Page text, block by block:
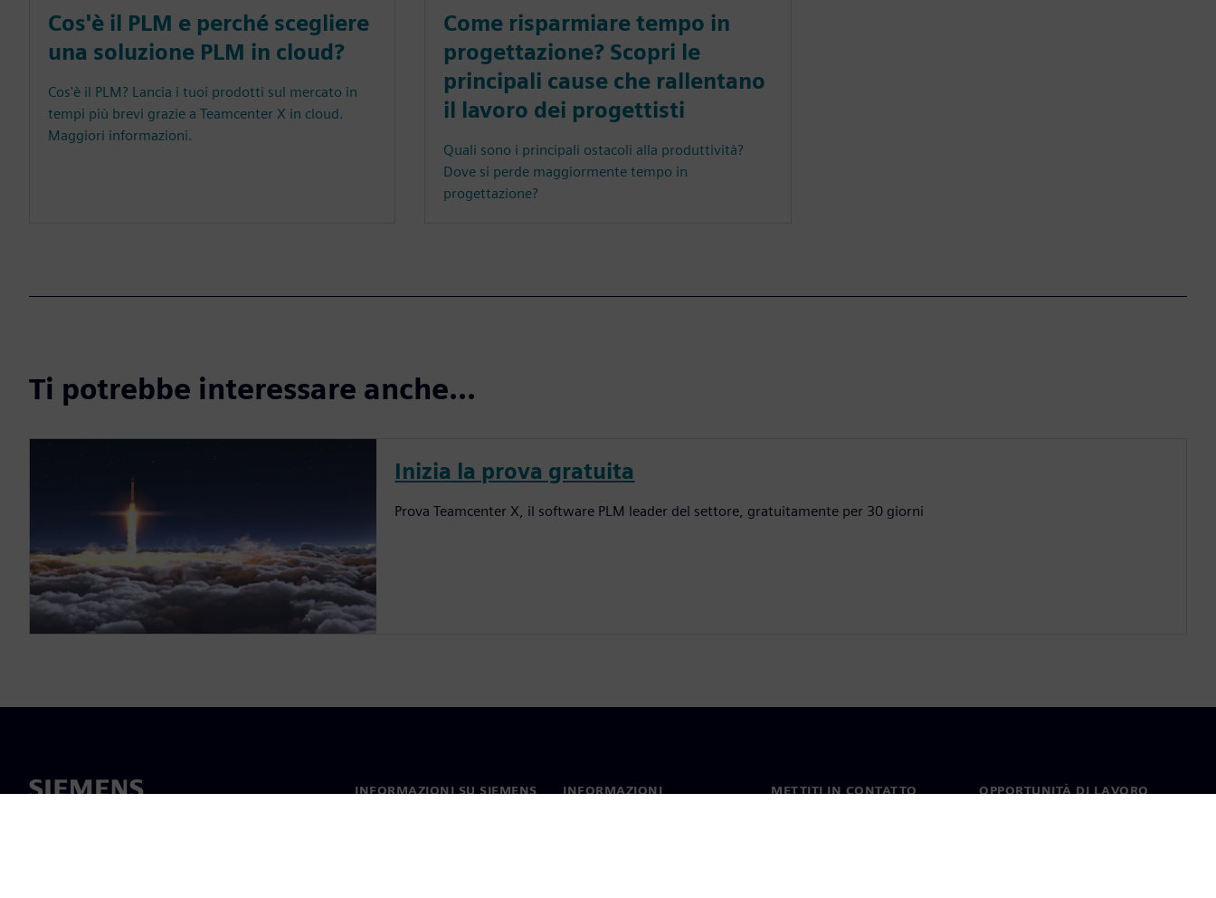
Cos'è il PLM e perché scegliere
una soluzione PLM in cloud?
Cos'è il PLM? Lancia i tuoi prodotti sul mercato in
tempi più brevi grazie a Teamcenter X in cloud.
Maggiori informazioni.
Come risparmiare tempo in
progettazione? Scopri le
principali cause che rallentano
il lavoro dei progettisti
Quali sono i principali ostacoli alla produttività?
Dove si perde maggiormente tempo in
progettazione?
Ti potrebbe interessare anche...
Inizia la prova gratuita
Prova Teamcenter X, il software PLM leader del settore, gratuitamente per 30 giorni
INFORMAZIONI SU SIEMENS
INFORMAZIONI
METTITI IN CONTATTO OPPORTUNITÀ DI LAVORO